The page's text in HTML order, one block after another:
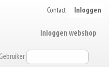
Contact Inloggen
Inloggen webshop